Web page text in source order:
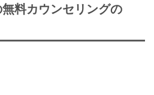
料カウンセリングの